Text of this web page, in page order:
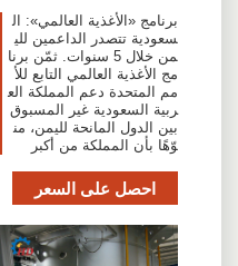
برنامج «الأغذية العالمي»: ال
سعودية تتصدر الداعمين للي
من خلال 5 سنوات. ثمّن برنا
مج الأغذية العالمي التابع للأ
مم المتحدة دعم المملكة الع
ربية السعودية غير المسبوق
بين الدول المانحة لليمن، من
وّهًا بأن المملكة من أكبر
احصل على السعر